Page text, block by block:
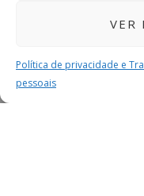
VER
Política de privacidade e
pessoais